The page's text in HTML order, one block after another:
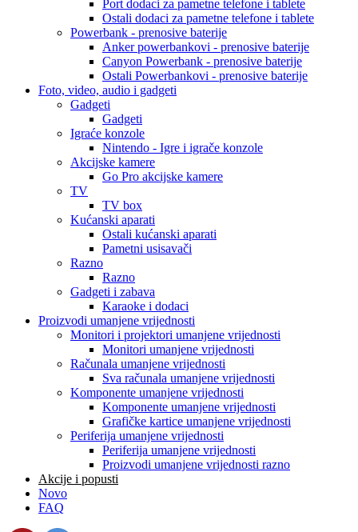
Port dodaci za pametne telefone i tablete
Ostali dodaci za pametne telefone i tablete
Powerbank - prenosive baterije
Anker powerbankovi - prenosive baterije
Canyon Powerbank - prenosive baterije
Ostali Powerbankovi - prenosive baterije
Foto, video, audio i gadgeti
Gadgeti
Gadgeti
Igraće konzole
Nintendo - Igre i igrače konzole
Akcijske kamere
Go Pro akcijske kamere
TV
TV box
Kućanski aparati
Ostali kućanski aparati
Pametni usisavači
Razno
Razno
Gadgeti i zabava
Karaoke i dodaci
Proizvodi umanjene vrijednosti
Monitori i projektori umanjene vrijednosti
Monitori umanjene vrijednosti
Računala umanjene vrijednosti
Sva računala umanjene vrijednosti
Komponente umanjene vrijednosti
Komponente umanjene vrijednosti
Grafičke kartice umanjene vrijednosti
Periferija umanjene vrijednosti
Periferija umanjene vrijednosti
Proizvodi umanjene vrijednosti razno
Akcije i popusti
Novo
FAQ